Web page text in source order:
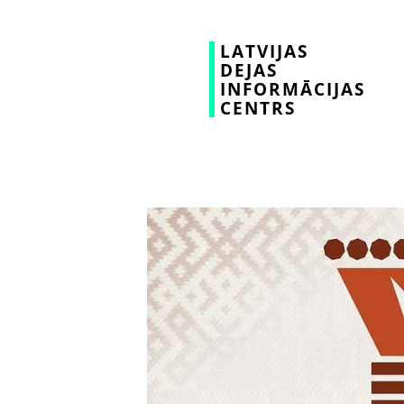
LATVIJAS
DEJAS
INFORMĀCIJAS
CENTRS